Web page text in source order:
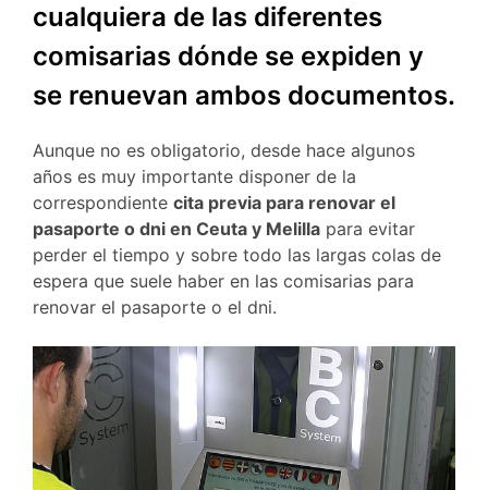
cualquiera de las diferentes
comisarias dónde se expiden y
se renuevan ambos documentos.
Aunque no es obligatorio, desde hace algunos
años es muy importante disponer de la
correspondiente cita previa para renovar el
pasaporte o dni en Ceuta y Melilla para evitar
perder el tiempo y sobre todo las largas colas de
espera que suele haber en las comisarias para
renovar el pasaporte o el dni.